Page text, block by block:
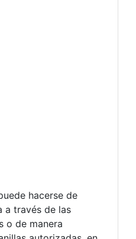
hacerse de
a través de las
o de manera